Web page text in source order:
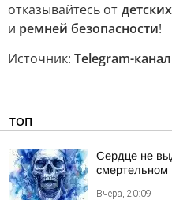
отказывайтесь от
и ремней безопасности!
Источник: Telegram-
ТОП
Сердце не
смертельном
Вчера, 20:09